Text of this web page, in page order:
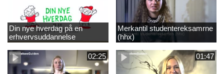
Din nye hverdag på en
erhvervsuddannelse
Merkantil studentereksamrne
(hhx)
02:25 01:47